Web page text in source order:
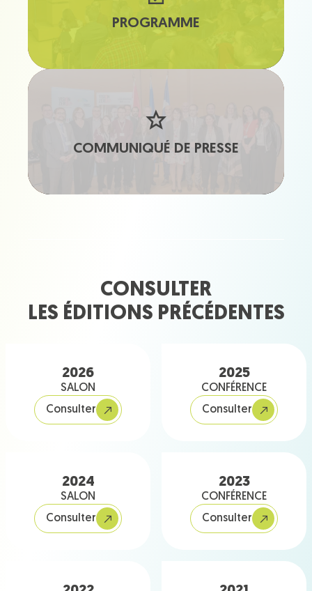
PROGRAMME
COMMUNIQUÉ DE PRESSE
CONSULTER
LES ÉDITIONS PRÉCÉDENTES
2026
SALON
Consulter
2025
CONFÉRENCE
Consulter
2024
SALON
Consulter
2023
CONFÉRENCE
Consulter